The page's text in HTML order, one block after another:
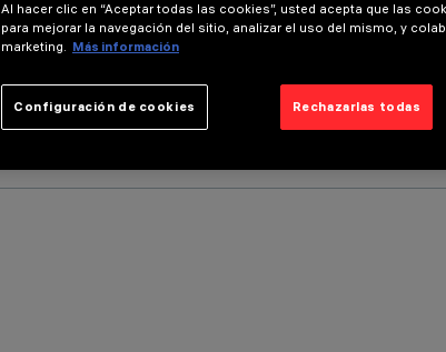
Al hacer clic en “Aceptar todas las cookies”, usted acepta que las
para mejorar la navegación del sitio, analizar el uso del mismo, y
marketing. Más información
Rechazarlas todas
Configuración de cookies